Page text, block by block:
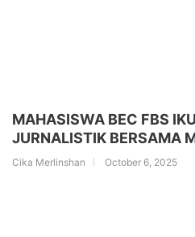
MAHASISWA BEC FBS
JURNALISTIK BERSAMA
Cika Merlinshan October 6, 2025